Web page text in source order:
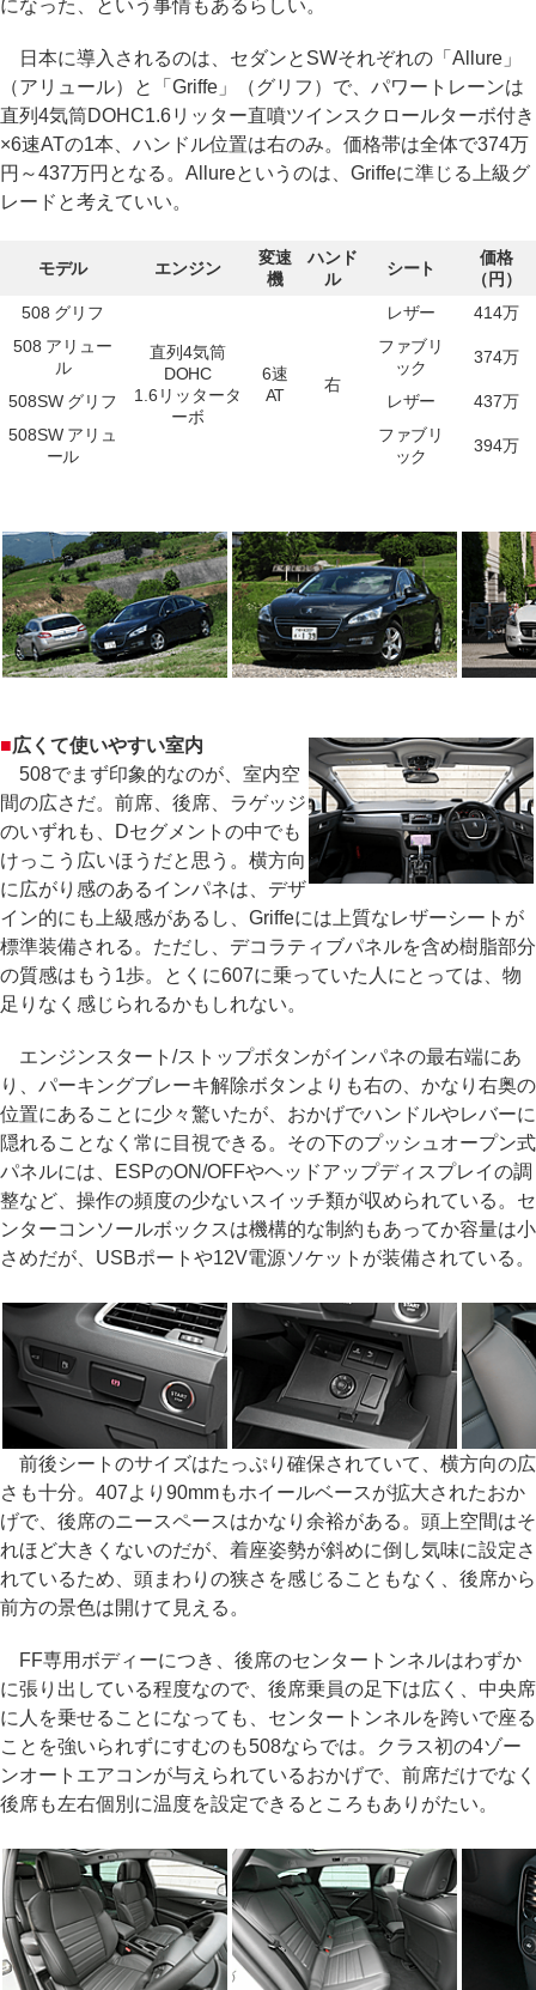
になった、という事情もあるらしい。
日本に導入されるのは、セダンとSWそれぞれの「Allure」
（アリュール）と「Griffe」（グリフ）で、パワートレーンは
直列4気筒DOHC1.6リッター直噴ツインスクロールターボ付き
×6速ATの1本、ハンドル位置は右のみ。価格帯は全体で374万
円～437万円となる。Allureというのは、Griffeに準じる上級グ
レードと考えていい。
モデル エンジン
変速
機
ハンド
ル
シート
価格
（円）
508 グリフ
直列4気筒
DOHC
1.6リッタータ
ーボ
6速
AT
右
レザー
414万
508 アリュー
ル
ファブリ
ック
374万
508SW グリフ レザー
437万
508SW アリュ
ール
ファブリ
ック
394万
■広くて使いやすい室内
508でまず印象的なのが、室内空
間の広さだ。前席、後席、ラゲッジ
のいずれも、Dセグメントの中でも
けっこう広いほうだと思う。横方向
に広がり感のあるインパネは、デザ
イン的にも上級感があるし、Griffeには上質なレザーシートが
標準装備される。ただし、デコラティブパネルを含め樹脂部分
の質感はもう1歩。とくに607に乗っていた人にとっては、物
足りなく感じられるかもしれない。
エンジンスタート/ストップボタンがインパネの最右端にあ
り、パーキングブレーキ解除ボタンよりも右の、かなり右奥の
位置にあることに少々驚いたが、おかげでハンドルやレバーに
隠れることなく常に目視できる。その下のプッシュオープン式
パネルには、ESPのON/OFFやヘッドアップディスプレイの調
整など、操作の頻度の少ないスイッチ類が収められている。セ
ンターコンソールボックスは機構的な制約もあってか容量は小
さめだが、USBポートや12V電源ソケットが装備されている。
前後シートのサイズはたっぷり確保されていて、横方向の広
さも十分。407より90mmもホイールベースが拡大されたおか
げで、後席のニースペースはかなり余裕がある。頭上空間はそ
れほど大きくないのだが、着座姿勢が斜めに倒し気味に設定さ
れているため、頭まわりの狭さを感じることもなく、後席から
前方の景色は開けて見える。
FF専用ボディーにつき、後席のセンタートンネルはわずか
に張り出している程度なので、後席乗員の足下は広く、中央席
に人を乗せることになっても、センタートンネルを跨いで座る
ことを強いられずにすむのも508ならでは。クラス初の4ゾー
ンオートエアコンが与えられているおかげで、前席だけでなく
後席も左右個別に温度を設定できるところもありがたい。